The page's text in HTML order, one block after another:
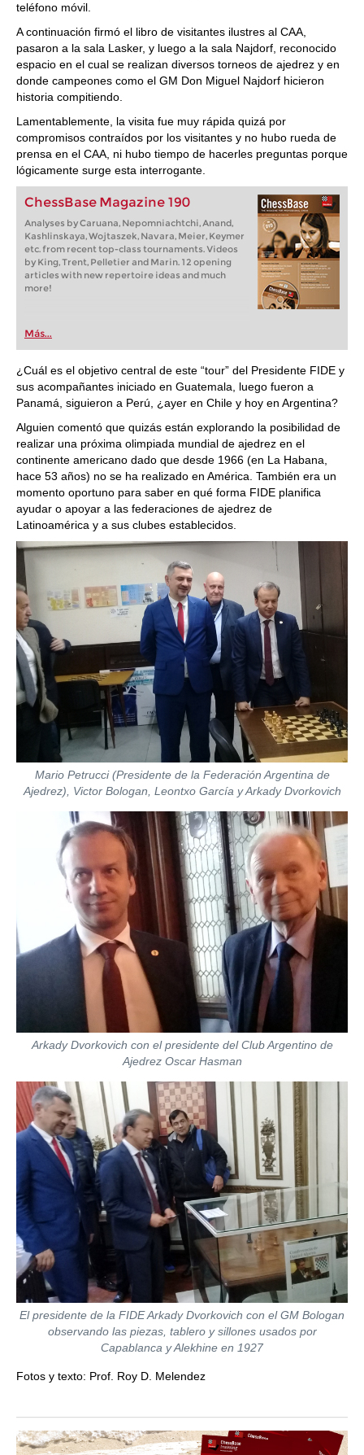
teléfono móvil.
A continuación firmó el libro de visitantes ilustres al CAA,
pasaron a la sala Lasker, y luego a la sala Najdorf, reconocido
espacio en el cual se realizan diversos torneos de ajedrez y en
donde campeones como el GM Don Miguel Najdorf hicieron
historia compitiendo.
Lamentablemente, la visita fue muy rápida quizá por
compromisos contraídos por los visitantes y no hubo rueda de
prensa en el CAA, ni hubo tiempo de hacerles preguntas porque
lógicamente surge esta interrogante.
ChessBase Magazine 190
Analyses by Caruana, Nepomniachtchi, Anand,
Kashlinskaya, Wojtaszek, Navara, Meier, Keymer
etc. from recent top-class tournaments. Videos
by King, Trent, Pelletier and Marin. 12 opening
articles with new repertoire ideas and much
more!
Más...
¿Cuál es el objetivo central de este “tour” del Presidente FIDE y
sus acompañantes iniciado en Guatemala, luego fueron a
Panamá, siguieron a Perú, ¿ayer en Chile y hoy en Argentina?
Alguien comentó que quizás están explorando la posibilidad de
realizar una próxima olimpiada mundial de ajedrez en el
continente americano dado que desde 1966 (en La Habana,
hace 53 años) no se ha realizado en América. También era un
momento oportuno para saber en qué forma FIDE planifica
ayudar o apoyar a las federaciones de ajedrez de
Latinoamérica y a sus clubes establecidos.
Mario Petrucci (Presidente de la Federación Argentina de
Ajedrez), Victor Bologan, Leontxo García y Arkady Dvorkovich
Arkady Dvorkovich con el presidente del Club Argentino de
Ajedrez Oscar Hasman
El presidente de la FIDE Arkady Dvorkovich con el GM Bologan
observando las piezas, tablero y sillones usados por
Capablanca y Alekhine en 1927
Fotos y texto: Prof. Roy D. Melendez